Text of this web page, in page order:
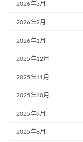
2026年3月
2026年2月
2026年1月
2025年12月
2025年11月
2025年10月
2025年9月
2025年8月